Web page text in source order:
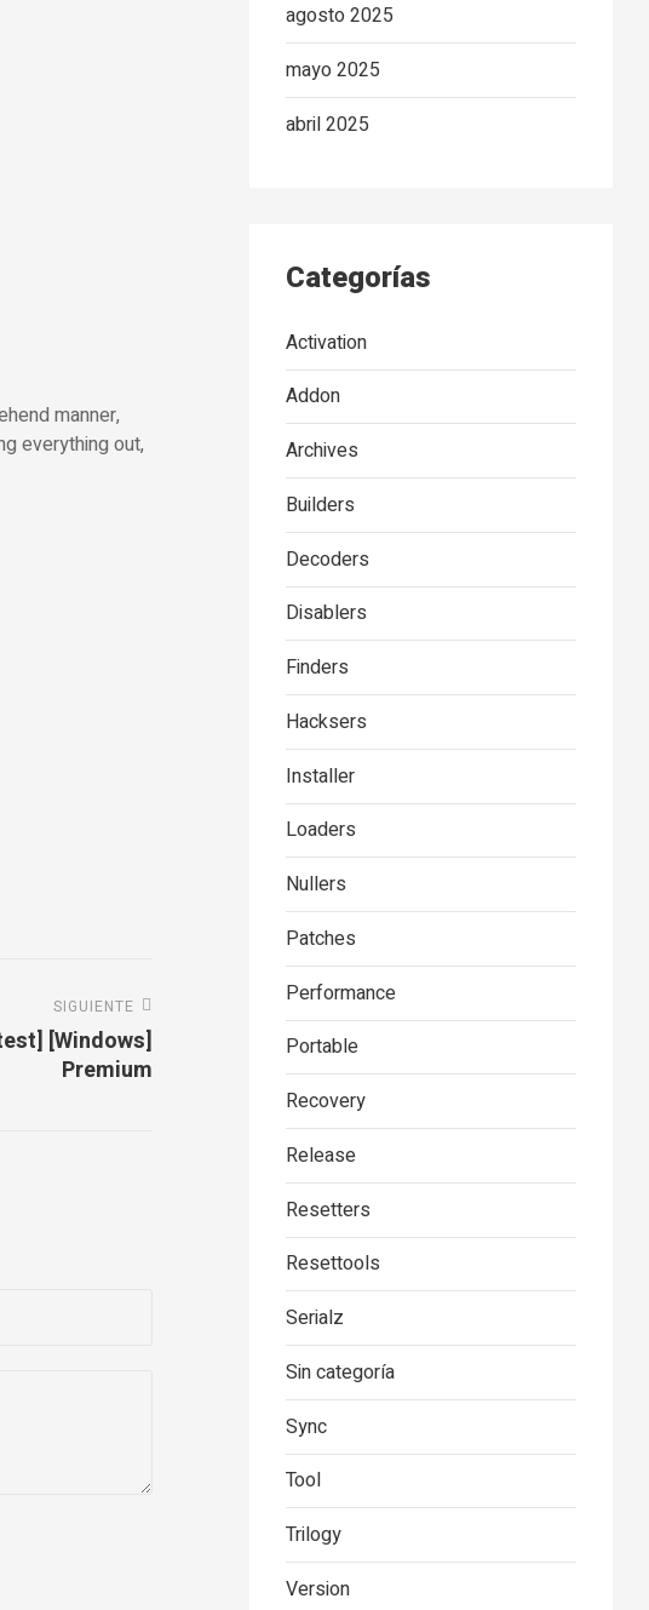
manner,
everything out,
SIGUIENTE
[Windows]
Premium
agosto 2025
mayo 2025
abril 2025
Categorías
Activation
Addon
Archives
Builders
Decoders
Disablers
Finders
Hacksers
Installer
Loaders
Nullers
Patches
Performance
Portable
Recovery
Release
Resetters
Resettools
Serialz
Sin categoría
Sync
Tool
Trilogy
Version